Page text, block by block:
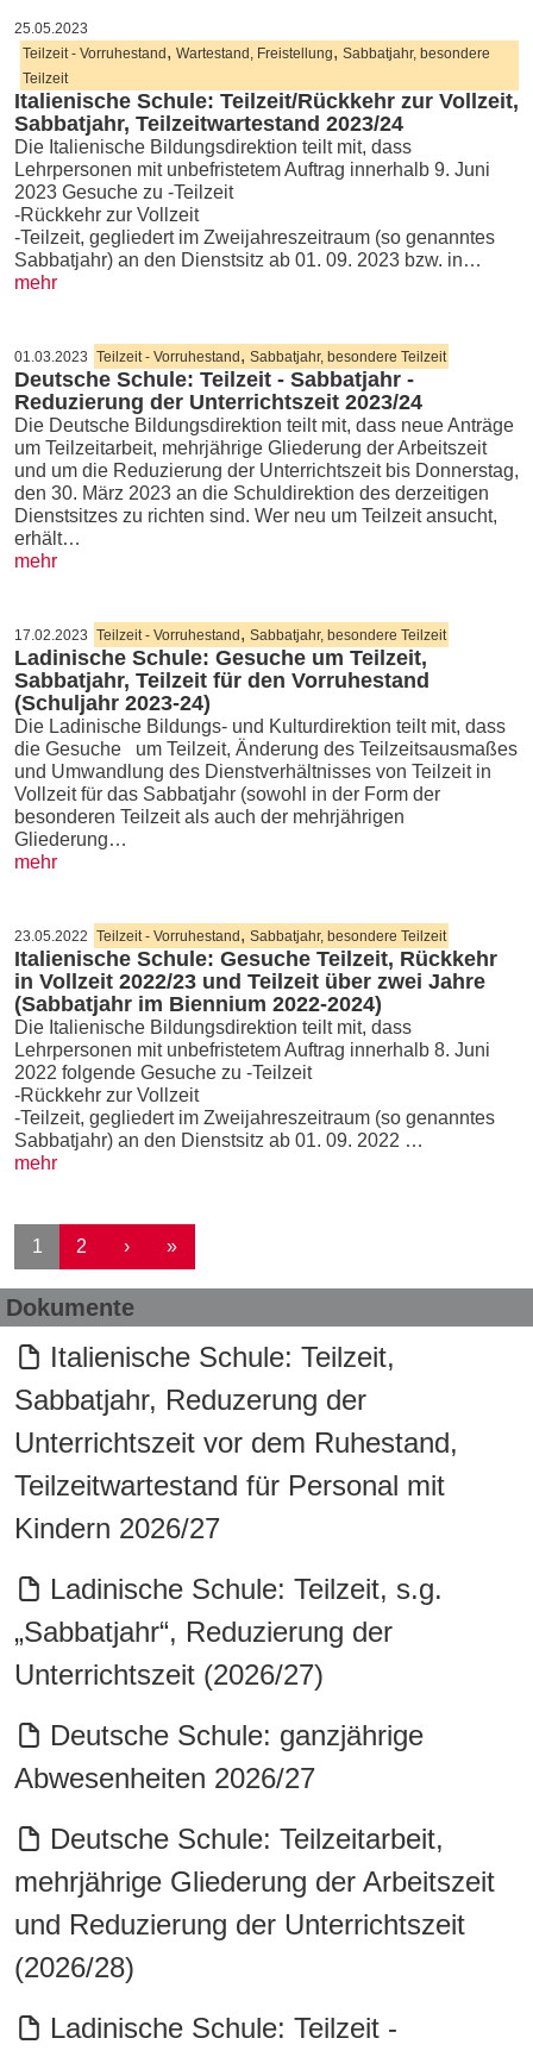
25.05.2023
Teilzeit - Vorruhestand , Wartestand, Freistellung, Sabbatjahr, besondere
Teilzeit
Italienische Schule: Teilzeit/Rückkehr zur Vollzeit,
Sabbatjahr, Teilzeitwartestand 2023/24
Die Italienische Bildungsdirektion teilt mit, dass
Lehrpersonen mit unbefristetem Auftrag innerhalb 9. Juni
2023 Gesuche zu -Teilzeit
-Rückkehr zur Vollzeit
-Teilzeit, gegliedert im Zweijahreszeitraum (so genanntes
Sabbatjahr) an den Dienstsitz ab 01. 09. 2023 bzw. in…
mehr
01.03.2023 Teilzeit - Vorruhestand , Sabbatjahr, besondere Teilzeit
Deutsche Schule: Teilzeit - Sabbatjahr -
Reduzierung der Unterrichtszeit 2023/24
Die Deutsche Bildungsdirektion teilt mit, dass neue Anträge
um Teilzeitarbeit, mehrjährige Gliederung der Arbeitszeit
und um die Reduzierung der Unterrichtszeit bis Donnerstag,
den 30. März 2023 an die Schuldirektion des derzeitigen
Dienstsitzes zu richten sind. Wer neu um Teilzeit ansucht,
erhält…
mehr
17.02.2023 Teilzeit - Vorruhestand , Sabbatjahr, besondere Teilzeit
Ladinische Schule: Gesuche um Teilzeit,
Sabbatjahr, Teilzeit für den Vorruhestand
(Schuljahr 2023-24)
Die Ladinische Bildungs- und Kulturdirektion teilt mit, dass
die Gesuche um Teilzeit, Änderung des Teilzeitsausmaßes
und Umwandlung des Dienstverhältnisses von Teilzeit in
Vollzeit für das Sabbatjahr (sowohl in der Form der
besonderen Teilzeit als auch der mehrjährigen
Gliederung…
mehr
23.05.2022 Teilzeit - Vorruhestand , Sabbatjahr, besondere Teilzeit
Italienische Schule: Gesuche Teilzeit, Rückkehr
in Vollzeit 2022/23 und Teilzeit über zwei Jahre
(Sabbatjahr im Biennium 2022-2024)
Die Italienische Bildungsdirektion teilt mit, dass
Lehrpersonen mit unbefristetem Auftrag innerhalb 8. Juni
2022 folgende Gesuche zu -Teilzeit
-Rückkehr zur Vollzeit
-Teilzeit, gegliedert im Zweijahreszeitraum (so genanntes
Sabbatjahr) an den Dienstsitz ab 01. 09. 2022 …
mehr
Seitennummerierung
1 2 ›Nächste Seite
»Letzte Seite
Dokumente
Italienische Schule: Teilzeit,
Sabbatjahr, Reduzerung der
Unterrichtszeit vor dem Ruhestand,
Teilzeitwartestand für Personal mit
Kindern 2026/27
Ladinische Schule: Teilzeit, s.g.
„Sabbatjahr“, Reduzierung der
Unterrichtszeit (2026/27)
Deutsche Schule: ganzjährige
Abwesenheiten 2026/27
Deutsche Schule: Teilzeitarbeit,
mehrjährige Gliederung der Arbeitszeit
und Reduzierung der Unterrichtszeit
(2026/28)
Ladinische Schule: Teilzeit -